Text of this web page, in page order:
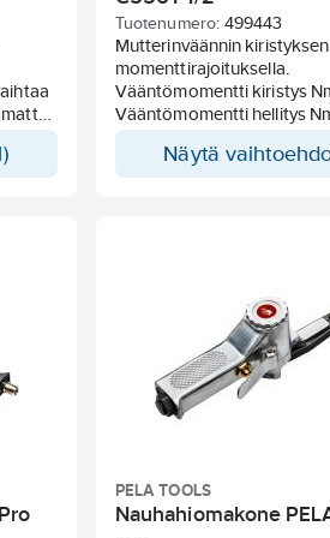
Tuotenumero: 499443
Mutterinväännin kiristyksen
momenttirajoituksella.
Vääntömomentti kiristys
Vääntömomentti hellitys
eteen/taakse. Miellyttävä
l/min: 190. Tärinäarvo 3-
ISO 28927-2 8,83 m/s².
Äänenpainetaso dB(A):
Ilmaliitännän kierre, tuumaa:
Näytä
PELA TOOLS
Nauhahiomakone